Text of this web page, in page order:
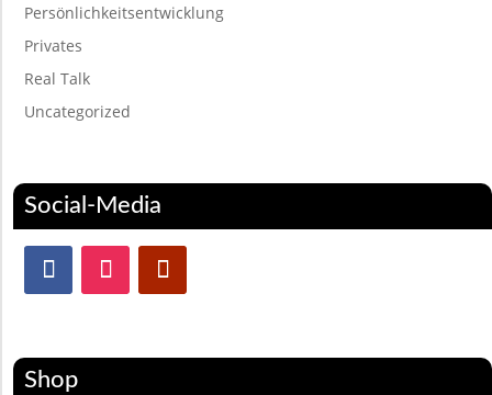
Persönlichkeitsentwicklung
Privates
Real Talk
Uncategorized
Social-Media
Shop